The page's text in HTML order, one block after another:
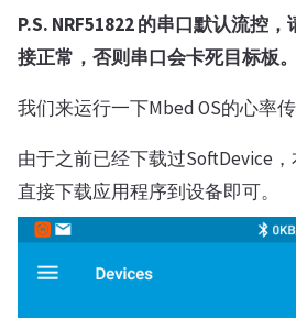
P.S. NRF51822 的串口默认流控
接正常，否则串口会卡死目标板。
我们来运行一下Mbed OS的心率
由于之前已经下载过SoftDevice，
直接下载应用程序到设备即可。